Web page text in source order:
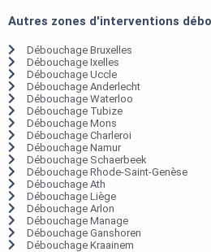
Autres zones d'interventions
Débouchage Bruxelles
Débouchage Ixelles
Débouchage Uccle
Débouchage Anderlecht
Débouchage Waterloo
Débouchage Tubize
Débouchage Mons
Débouchage Charleroi
Débouchage Namur
Débouchage Schaerbeek
Débouchage Rhode-Saint-Genèse
Débouchage Ath
Débouchage Liège
Débouchage Arlon
Débouchage Manage
Débouchage Ganshoren
Débouchage Kraainem